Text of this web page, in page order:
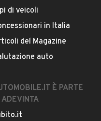
l'auto non necessita di
tagliando competo
di veicoli
in Italia
del Magazine
auto
È PARTE
ADEVINTA